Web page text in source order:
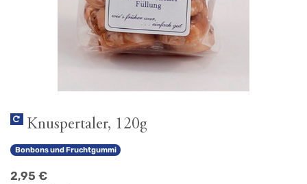
Knuspertaler, 120g
Bonbons und Fruchtgummi
2,95 €